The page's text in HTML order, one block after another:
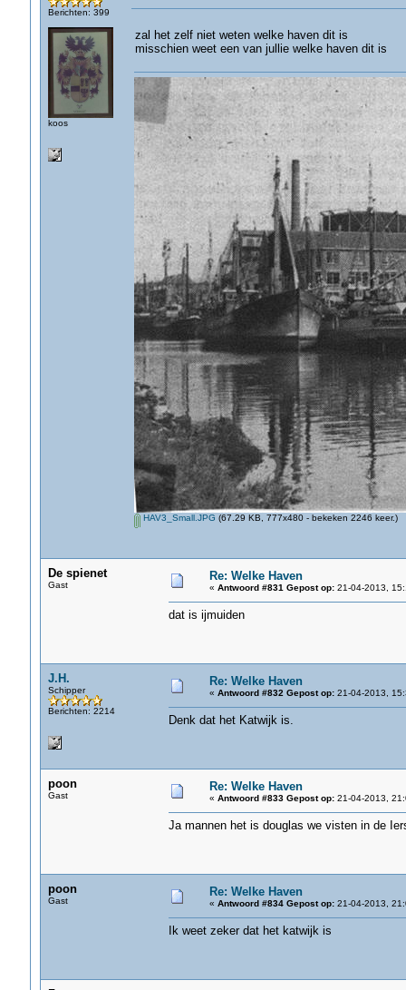
Berichten: 399
koos
zal het zelf niet weten welke haven dit is
misschien weet een van jullie welke haven dit is
HAV3_Small.JPG (67.29 KB, 777x480 - bekeken 2246 keer.)
De spienet
Gast
Re: Welke Haven
« Antwoord #831 Gepost op:21-04-2013,
dat is ijmuiden
J.H.
Schipper
Berichten: 2214
Re: Welke Haven
« Antwoord #832 Gepost op:21-04-2013,
Denk dat het Katwijk is.
poon
Gast
Re: Welke Haven
« Antwoord #833 Gepost op:21-04-2013,
Ja mannen het is douglas we visten in de
poon
Gast
Re: Welke Haven
« Antwoord #834 Gepost op:21-04-2013,
Ik weet zeker dat het katwijk is